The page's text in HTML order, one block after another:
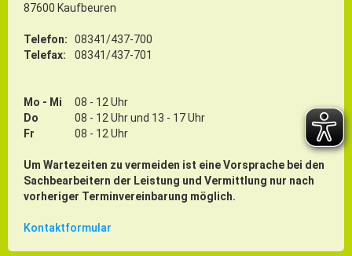
87600 Kaufbeuren
Telefon:
08341/437-700
Telefax:
08341/437-701
Mo - Mi
08 - 12 Uhr
Do
08 - 12 Uhr und 13 - 17 Uhr
Fr
08 - 12 Uhr
Um Wartezeiten zu vermeiden ist eine Vorsprache bei den
Sachbearbeitern der Leistung und Vermittlung nur nach
vorheriger Terminvereinbarung möglich.
Kontaktformular